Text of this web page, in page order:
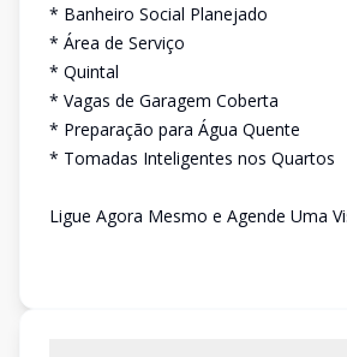
* Banheiro Social Planejado
* Área de Serviço
* Quintal
* Vagas de Garagem Coberta
* Preparação para Água Quente
* Tomadas Inteligentes nos Quartos
Ligue Agora Mesmo e Agende Uma